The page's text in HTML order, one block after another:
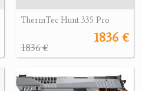
ThermTec Hunt 335 Pro
1836 €
1836 €